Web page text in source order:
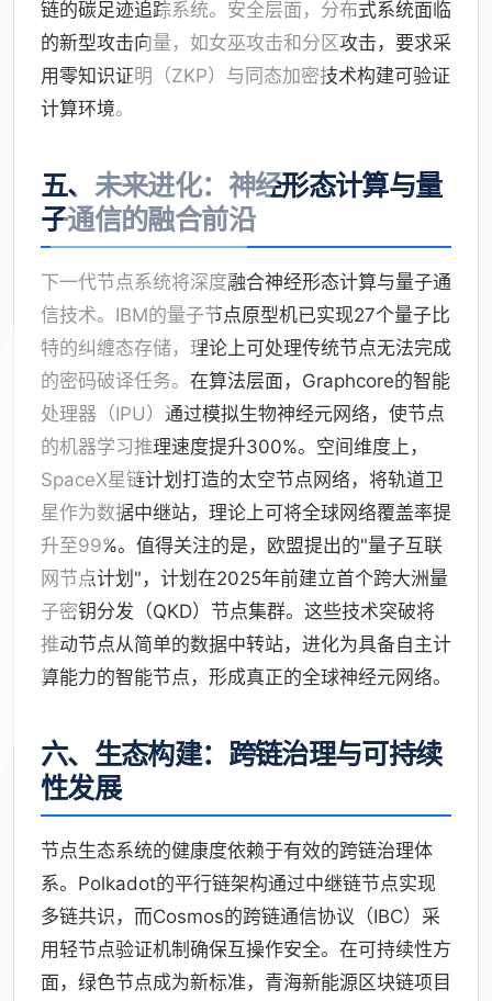
链的碳足迹追踪系统。安全层面，分布式系统面临
的新型攻击向量，如女巫攻击和分区攻击，要求采
用零知识证明（ZKP）与同态加密技术构建可验证
计算环境。
五、未来进化：神经形态计算与量
子通信的融合前沿
下一代节点系统将深度融合神经形态计算与量子通
信技术。IBM的量子节点原型机已实现27个量子比
特的纠缠态存储，理论上可处理传统节点无法完成
的密码破译任务。在算法层面，Graphcore的智能
处理器（IPU）通过模拟生物神经元网络，使节点
的机器学习推理速度提升300%。空间维度上，
SpaceX星链计划打造的太空节点网络，将轨道卫
星作为数据中继站，理论上可将全球网络覆盖率提
升至99%。值得关注的是，欧盟提出的"量子互联
网节点计划"，计划在2025年前建立首个跨大洲量
子密钥分发（QKD）节点集群。这些技术突破将
推动节点从简单的数据中转站，进化为具备自主计
算能力的智能节点，形成真正的全球神经元网络。
六、生态构建：跨链治理与可持续
性发展
节点生态系统的健康度依赖于有效的跨链治理体
系。Polkadot的平行链架构通过中继链节点实现
多链共识，而Cosmos的跨链通信协议（IBC）采
用轻节点验证机制确保互操作安全。在可持续性方
面，绿色节点成为新标准，青海新能源区块链项目